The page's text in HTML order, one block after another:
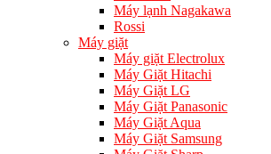
Máy lạnh Nagakawa
Rossi
Máy giặt
Máy giặt Electrolux
Máy Giặt Hitachi
Máy Giặt LG
Máy Giặt Panasonic
Máy Giặt Aqua
Máy Giặt Samsung